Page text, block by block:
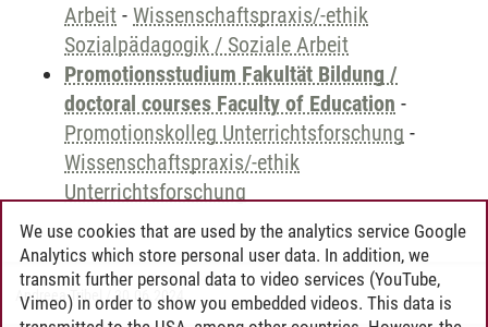
Arbeit - Wissenschaftspraxis/-ethik
Sozialpädagogik / Soziale Arbeit
Promotionsstudium Fakultät Bildung /
doctoral courses Faculty of Education -
Promotionskolleg Unterrichtsforschung -
Wissenschaftspraxis/-ethik
Unterrichtsforschung
Andreea Tribel 30.06.2024
We use cookies that are used by the analytics service Google
Analytics which store personal user data. In addition, we
transmit further personal data to video services (YouTube,
Vimeo) in order to show you embedded videos. This data is